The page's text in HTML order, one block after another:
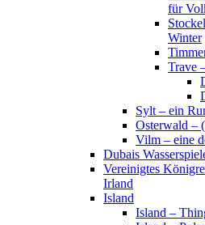
für
Winter
Trave
Sylt – ein
Osterwald –
Vilm – eine
Dubais
Vereinigtes
Irland
Island
Island –